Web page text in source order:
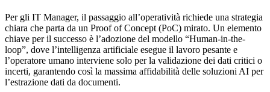
Per gli IT Manager, il passaggio all’operatività richiede una strategia
chiara che parta da un Proof of Concept (PoC) mirato. Un elemento
chiave per il successo è l’adozione del modello “Human-in-the-
loop”, dove l’intelligenza artificiale esegue il lavoro pesante e
l’operatore umano interviene solo per la validazione dei dati critici o
incerti, garantendo così la massima affidabilità delle soluzioni AI per
l’estrazione dati da documenti.